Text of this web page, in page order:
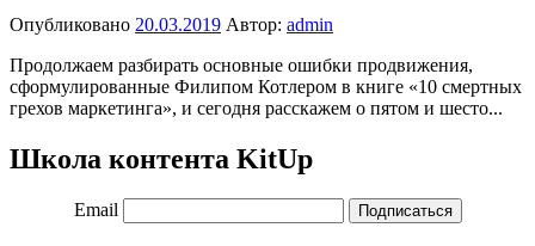
Опубликовано 20.03.2019 Автор: admin
Продолжаем разбирать основные ошибки продвижения,
сформулированные Филипом Котлером в книге «10 смертных
грехов маркетинга», и сегодня расскажем о пятом и шесто...
Школа контента KitUp
Email Подписаться